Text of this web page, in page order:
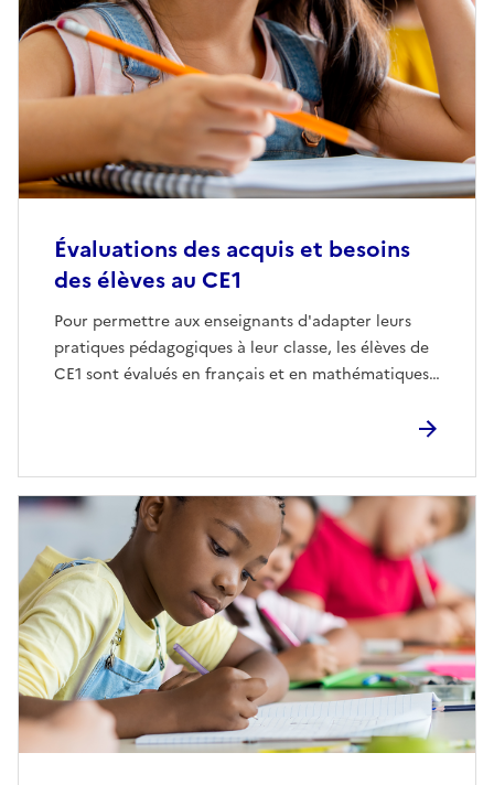
Évaluations des acquis et besoins
des élèves au CE1
Pour permettre aux enseignants d'adapter leurs
pratiques pédagogiques à leur classe, les élèves de
CE1 sont évalués en français et en mathématiques…